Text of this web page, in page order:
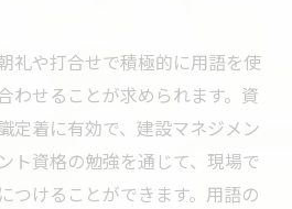
礼や打合せで積極的に用語を使
わせることが求められます。資
定着に有効で、建設マネジメン
ト資格の勉強を通じて、現場で
つけることができます。用語の